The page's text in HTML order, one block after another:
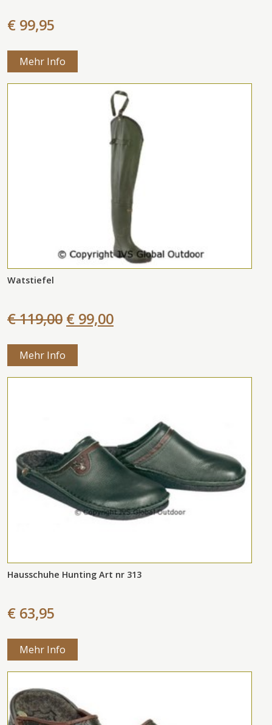
€ 99,95
Mehr Info
Watstiefel
€ 119,00 € 99,00
Mehr Info
Hausschuhe Hunting Art nr 313
€ 63,95
Mehr Info